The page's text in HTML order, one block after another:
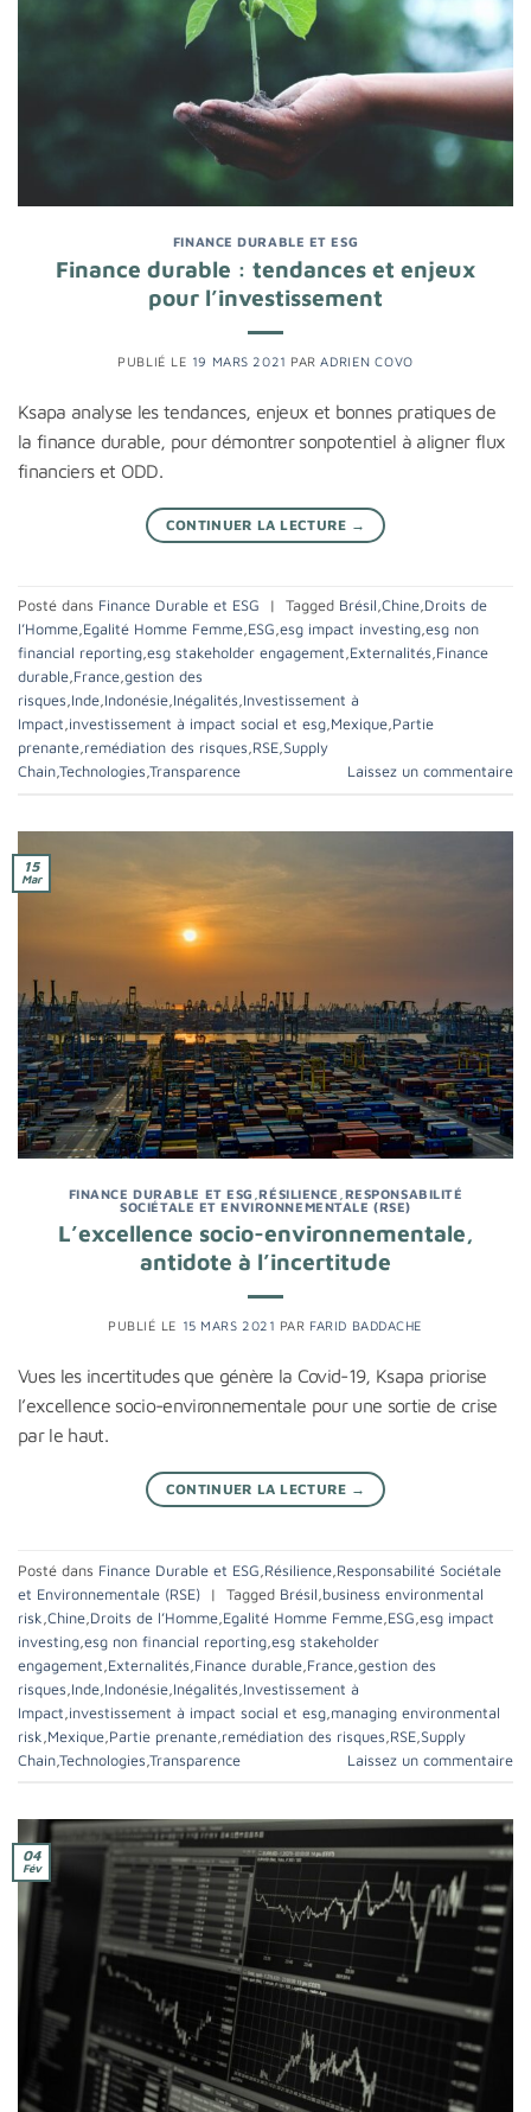
FINANCE DURABLE ET ESG
Finance durable : tendances et enjeux
pour l’investissement
PUBLIÉ LE 19 MARS 2021 PARADRIEN COVO
Ksapa analyse les tendances, enjeux et bonnes pratiques de
la finance durable, pour démontrer sonpotentiel à aligner flux
financiers et ODD.
CONTINUER LA LECTURE →
Posté dans Finance Durable et ESG | Tagged Brésil,Chine,Droits de
l’Homme,Egalité Homme Femme,ESG,esg impact investing,esg non
financial reporting,esg stakeholder engagement,Externalités,Finance
durable,France,gestion des
risques,Inde,Indonésie,Inégalités,Investissement à
Impact,investissement à impact social et esg,Mexique,Partie
prenante,remédiation des risques,RSE,Supply
Chain,Technologies,Transparence Laissez un commentaire
15
Mar
FINANCE DURABLE ET ESG ,RÉSILIENCE RESPONSABILITÉ
SOCIÉTALE ET ENVIRONNEMENTALE (RSE)
L’excellence socio-environnementale,
antidote à l’incertitude
PUBLIÉ LE 15 MARS 2021 PAR FARID BADDACHE
Vues les incertitudes que génère la Covid-19, Ksapa priorise
l’excellence socio-environnementale pour une sortie de crise
par le haut.
CONTINUER LA LECTURE →
Posté dans Finance Durable et ESG Résilience Responsabilité Sociétale
et Environnementale (RSE)
| Tagged Brésil business environmental
risk Chine Droits de l’Homme Egalité Homme Femme ESG esg impact
investing esg non financial reporting esg stakeholder
engagement Externalités Finance durable France gestion des
risques Inde Indonésie Inégalités Investissement à
Impact investissement à impact social et esg managing environmental
risk Mexique Partie prenante remédiation des risques RSE Supply
Chain Technologies Transparence Laissez un commentaire
04
Fév